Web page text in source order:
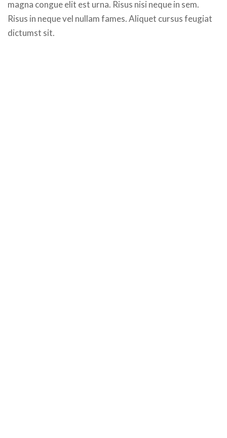
magna congue elit est urna. Risus nisi neque in sem.
Risus in neque vel nullam fames. Aliquet cursus feugiat
dictumst sit.